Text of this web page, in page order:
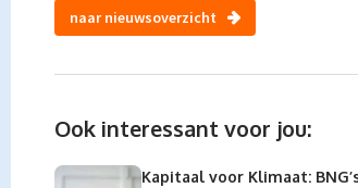
naar nieuwsoverzicht
Ook interessant voor jou:
Kapitaal voor Klimaat: